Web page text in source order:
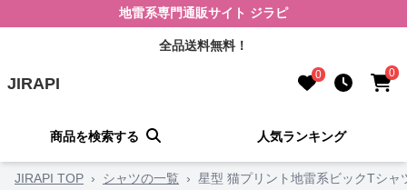
地雷系専門通販サイト ジラピ
全品送料無料！
JIRAPI 0 0
商品を検索する 人気ランキング
JIRAPI TOP › シャツの一覧 › 星型 猫プリント地雷系ビックTシャ